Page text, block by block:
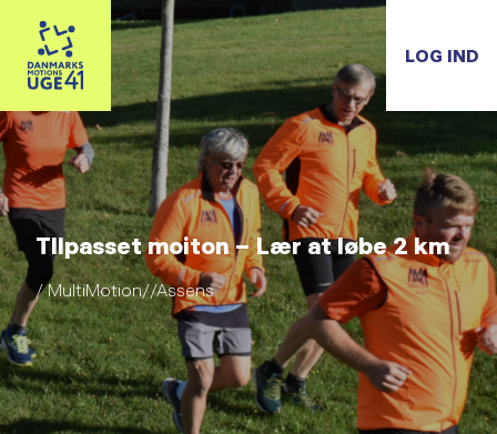
LOG IND
TIlpasset moiton – Lær at løbe 2 km
/ MultiMotion//Assens